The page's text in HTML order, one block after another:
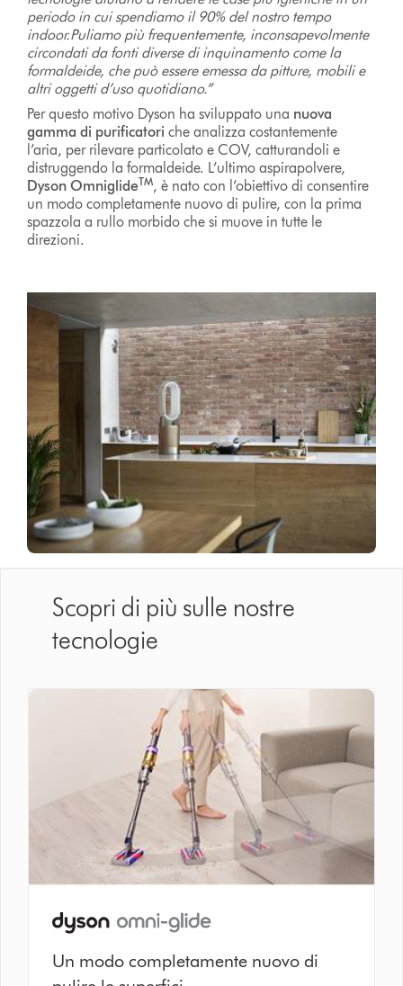
periodo in cui spendiamo il 90% del nostro tempo
indoor.Puliamo più frequentemente, inconsapevolmente
circondati da fonti diverse di inquinamento come la
formaldeide, che può essere emessa da pitture, mobili e
altri oggetti d’uso quotidiano.”
Per questo motivo Dyson ha sviluppato una nuova
gamma di purificatori che analizza costantemente
l’aria, per rilevare particolato e COV, catturandoli e
distruggendo la formaldeide. L’ultimo aspirapolvere,
Dyson OmniglideTM, è nato con l’obiettivo di consentire
un modo completamente nuovo di pulire, con la prima
spazzola a rullo morbido che si muove in tutte le
direzioni.
Scopri di più sulle nostre
tecnologie
Un modo completamente nuovo di